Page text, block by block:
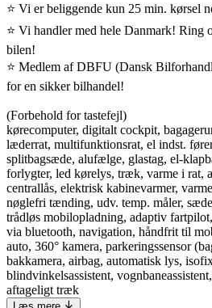
⭐ Vi er beliggende kun 25 min. kørsel
⭐ Vi handler med hele Danmark! Ring
bilen!
⭐ Medlem af DBFU (Dansk
for en sikker bilhandel!
(Forbehold for tastefejl)
kørecomputer, digitalt cockpit,
læderrat, multifunktionsrat, el indst.
splitbagsæde, alufælge, glastag, el-
forlygter, led kørelys, træk, varme i rat,
centrallås, elektrisk kabinevarmer,
nøglefri tænding, udv. temp. måler,
trådløs mobilopladning, adaptiv
via bluetooth, navigation, håndfrit til
auto, 360° kamera, parkeringssensor
bakkamera, airbag, automatisk lys,
blindvinkelsassistent,
aftageligt træk